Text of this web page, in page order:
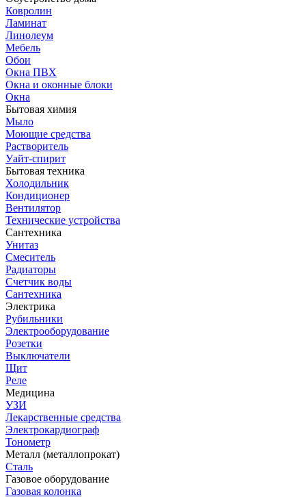
Ковролин
Ламинат
Линолеум
Мебель
Обои
Окна ПВХ
Окна и оконные блоки
Окна
Бытовая химия
Мыло
Моющие средства
Растворитель
Уайт-спирит
Бытовая техника
Холодильник
Кондиционер
Вентилятор
Технические устройства
Сантехника
Унитаз
Смеситель
Радиаторы
Счетчик воды
Сантехника
Электрика
Рубильники
Электрооборудование
Розетки
Выключатели
Щит
Реле
Медицина
УЗИ
Лекарственные средства
Электрокардиограф
Тонометр
Металл (металлопрокат)
Сталь
Газовое оборудование
Газовая колонка